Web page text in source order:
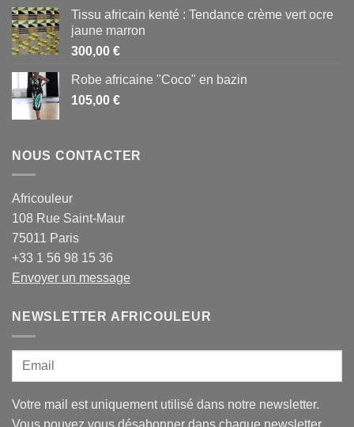
Tissu africain kenté : Tendance crème vert ocre
jaune marron
300,00 €
Robe africaine "Coco" en bazin
105,00 €
NOUS CONTACTER
Africouleur
108 Rue Saint-Maur
75011 Paris
+33 1 56 98 15 36
Envoyer un message
NEWSLETTER AFRICOULEUR
Votre mail est uniquement utilisé dans notre newsletter.
Vous pouvez vous désabonner dans chaque newsletter.